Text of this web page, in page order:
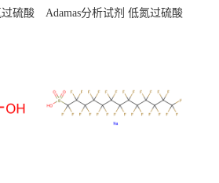
过硫酸
Adamas分析试剂 低氮过硫酸